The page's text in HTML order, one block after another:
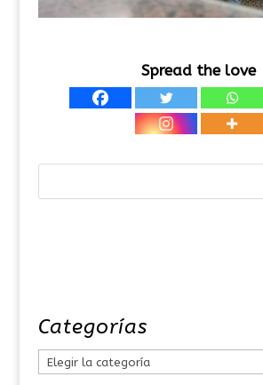
Spread the love
Categorías